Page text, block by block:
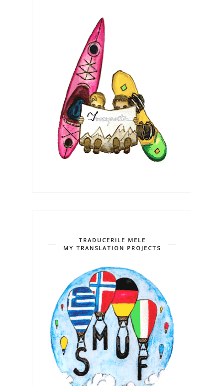
TRADUCERILE MELE
MY TRANSLATION PROJECTS